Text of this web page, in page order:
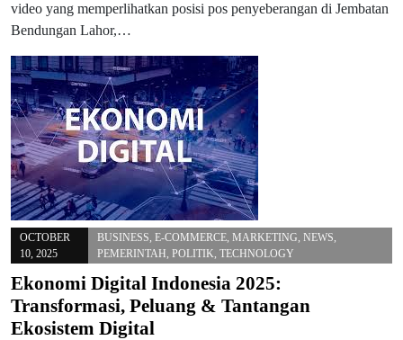
video yang memperlihatkan posisi pos penyeberangan di Jembatan
Bendungan Lahor,…
OCTOBER
10, 2025
BUSINESS, E-COMMERCE, MARKETING, NEWS,
PEMERINTAH, POLITIK, TECHNOLOGY
Ekonomi Digital Indonesia 2025:
Transformasi, Peluang & Tantangan
Ekosistem Digital